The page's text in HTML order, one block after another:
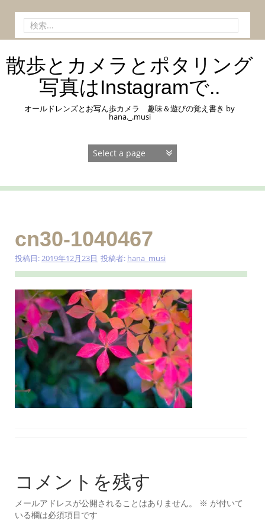
ン
へ
検
索:
散歩とカメラとポタリング
写真はInstagramで..
オールドレンズとお写ん歩カメラ 趣味＆遊びの覚え書き by
hana._.musi
cn30-1040467
投稿日:2019年12月23日 投稿者: hana_musi
コメントを残す
メールアドレスが公開されることはありません。 ※ が付いて
いる欄は必須項目です